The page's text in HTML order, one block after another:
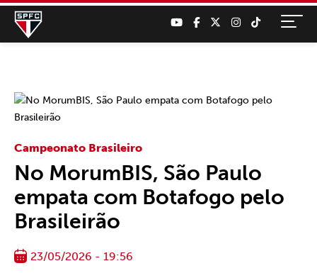
Campeonato Brasileiro
No MorumBIS, São Paulo
empata com Botafogo pelo
Brasileirão
23/05/2026 - 19:56